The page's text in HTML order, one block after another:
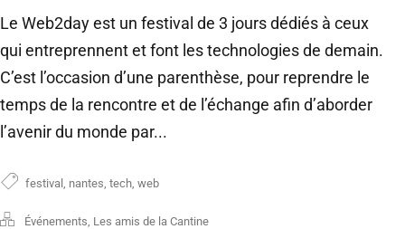
Le Web2day est un festival de 3 jours dédiés à ceux
qui entreprennent et font les technologies de demain.
C’est l’occasion d’une parenthèse, pour reprendre le
temps de la rencontre et de l’échange afin d’aborder
l’avenir du monde par...
festival nantes tech web
Événements Les amis de la Cantine